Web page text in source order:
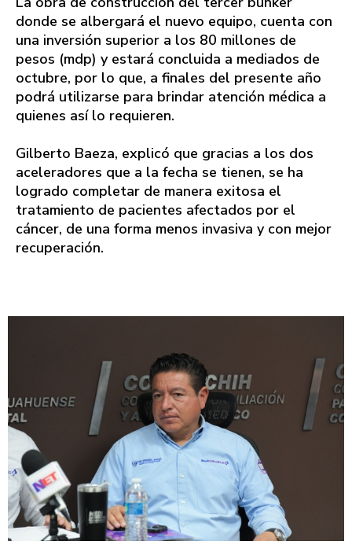
donde se albergará el nuevo equipo, cuenta con
una inversión superior a los 80 millones de
pesos (mdp) y estará concluida a mediados de
octubre, por lo que, a finales del presente año
podrá utilizarse para brindar atención médica a
quienes así lo requieren.
Gilberto Baeza, explicó que gracias a los dos
aceleradores que a la fecha se tienen, se ha
logrado completar de manera exitosa el
tratamiento de pacientes afectados por el
cáncer, de una forma menos invasiva y con mejor
recuperación.